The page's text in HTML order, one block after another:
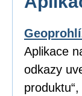
Aplikace
odkazy